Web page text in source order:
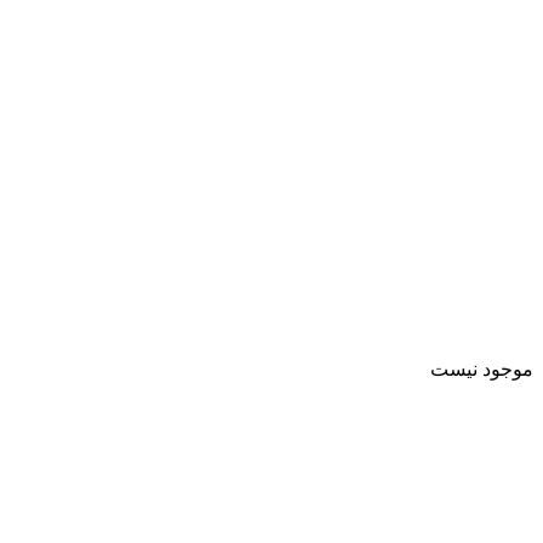
موجود نیست